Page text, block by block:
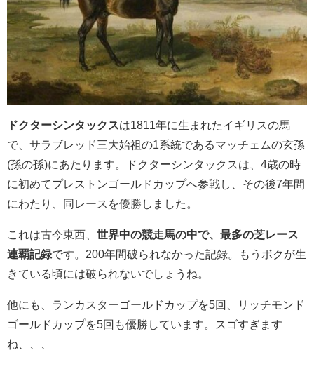
ドクターシンタックスは1811年に生まれたイギリスの馬
で、サラブレッド三大始祖の1系統であるマッチェムの玄孫
(孫の孫)にあたります。ドクターシンタックスは、4歳の時
に初めてプレストンゴールドカップへ参戦し、その後7年間
にわたり、同レースを優勝しました。
これは古今東西、 世界中の競走馬の中で、最多の芝レース
連覇記録です。200年間破られなかった記録。もうボクが生
きている頃には破られないでしょうね。
他にも、ランカスターゴールドカップを5回、リッチモンド
ゴールドカップを5回も優勝しています。スゴすぎます
ね、、、